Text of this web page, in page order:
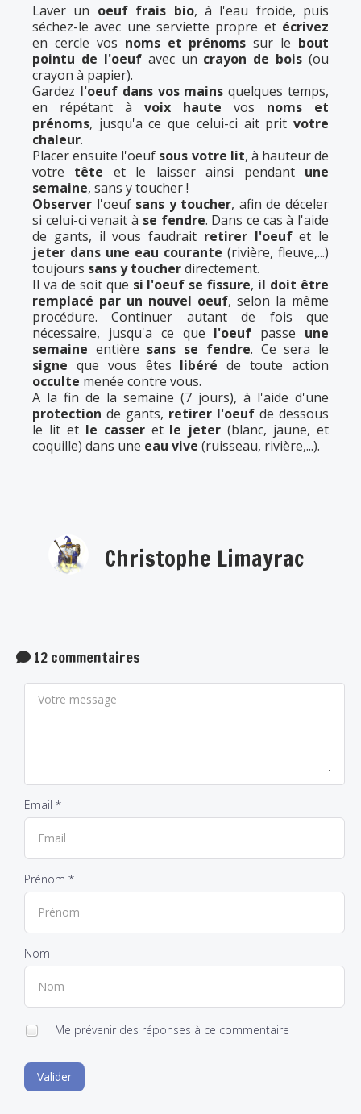
Laver un oeuf frais bio, à l'eau froide, puis
séchez-le avec une serviette propre et écrivez
en cercle vos noms et prénoms sur le bout
pointu de l'oeufavec un crayon de bois (ou
crayon à papier).
Gardez l'oeuf dans vos mains quelques temps,
en répétant à voix haute vos noms et
prénoms, jusqu'a ce que celui-ci ait prit votre
chaleur.
Placer ensuite l'oeuf sous votre lit, à hauteur de
votre tête et le laisser ainsi pendant une
semaine, sans y toucher !
Observer l'oeuf sans y toucher, afin de déceler
si celui-ci venait à se fendre. Dans ce cas à l'aide
de gants, il vous faudrait retirer l'oeufet le
jeter dans une eau courante (rivière, fleuve,...)
toujours sans y toucherdirectement.
Il va de soit que si l'oeuf se fissure, il doit être
remplacé par un nouvel oeuf, selon la même
procédure. Continuer autant de fois que
nécessaire, jusqu'a ce que l'oeuf passe une
semaine entière sans se fendre. Ce sera le
signe que vous êtes libéré de toute action
occulte menée contre vous.
A la fin de la semaine (7 jours), à l'aide d'une
protection de gants, retirer l'oeuf de dessous
le lit et le casseret le jeter(blanc, jaune, et
coquille) dans une eau vive (ruisseau, rivière,...).
Christophe Limayrac
12 commentaires
Email *
Prénom *
Nom
Me prévenir des réponses à ce commentaire
Valider